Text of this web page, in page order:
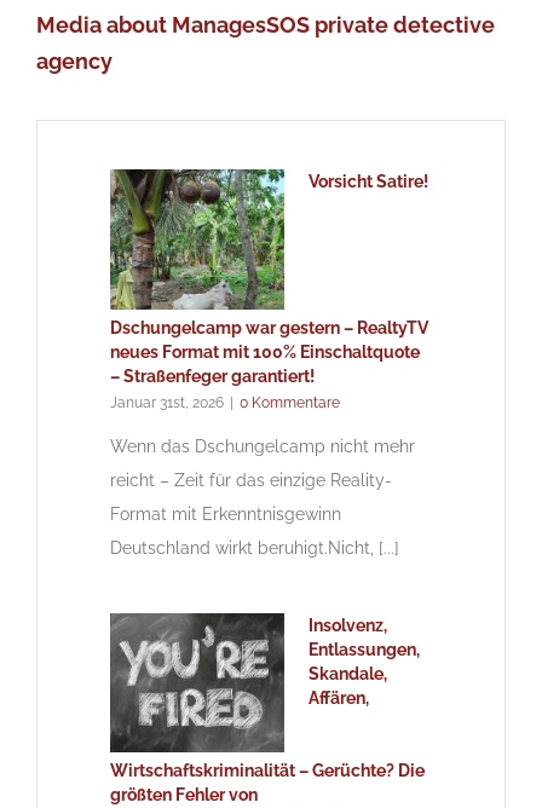
Media about ManagesSOS private detective
agency
Vorsicht Satire!
Dschungelcamp war gestern – RealtyTV
neues Format mit 100% Einschaltquote
– Straßenfeger garantiert!
Januar 31st, 2026 | 0 Kommentare
Wenn das Dschungelcamp nicht mehr
reicht – Zeit für das einzige Reality-
Format mit Erkenntnisgewinn
Deutschland wirkt beruhigt.Nicht, [...]
Insolvenz,
Entlassungen,
Skandale,
Affären,
Wirtschaftskriminalität – Gerüchte? Die
größten Fehler von